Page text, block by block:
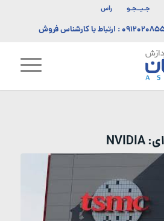
جـیــجـو راس
: ارتباط با کارشناس فروش
NVIDIA